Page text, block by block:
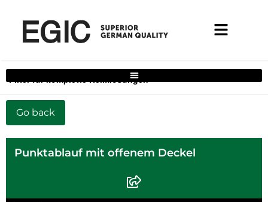
Filter für komplette Heimlösungen
Punktablauf mit offenem Deckel